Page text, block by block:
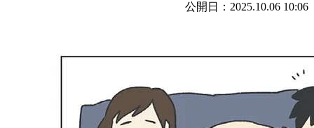
公開日：2025.10.06 10:06